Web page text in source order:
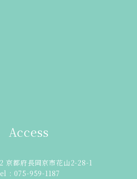
Access
京都府長岡京市花山2-28-1
: 075-959-1187